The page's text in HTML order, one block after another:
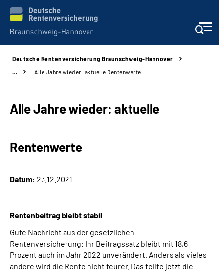
Karriere
Inhalte in Gebärdensprache (DGS)
Deutsche Rentenversicherung Braunschweig-Hannover
…
Alle Jahre wieder: aktuelle Rentenwerte
Alle Jahre wieder: aktuelle
Rentenwerte
Datum: 23.12.2021
Rentenbeitrag bleibt stabil
Gute Nachricht aus der gesetzlichen
Rentenversicherung: Ihr Beitragssatz bleibt mit 18,6
Prozent auch im Jahr 2022 unverändert. Anders als vieles
andere wird die Rente nicht teurer. Das teilte jetzt die